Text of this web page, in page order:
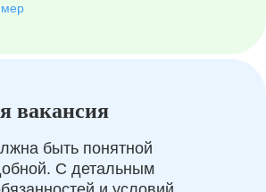
вакансия
быть понятной
С детальным